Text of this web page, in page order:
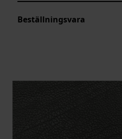
Beställningsvara